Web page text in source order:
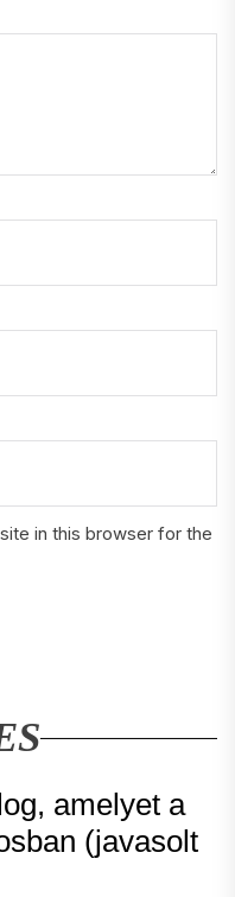
in this browser for the
amelyet a
(javasolt